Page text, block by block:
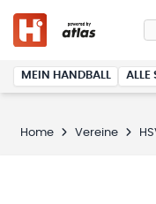
MEIN HANDBALL ALLE
Home Vereine